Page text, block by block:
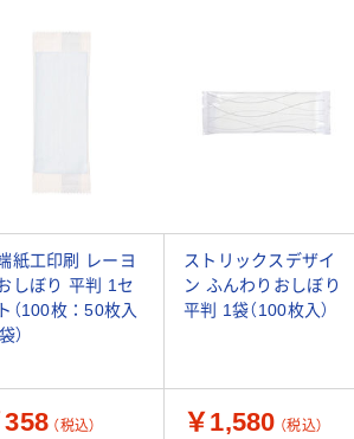
紙工印刷 レーヨ
しぼり 平判 1セ
（100枚：50枚入
）
ストリックスデザイ
ン ふんわりおしぼり
平判 1袋（100枚入）
358 （税込） ￥1,580 （税込）